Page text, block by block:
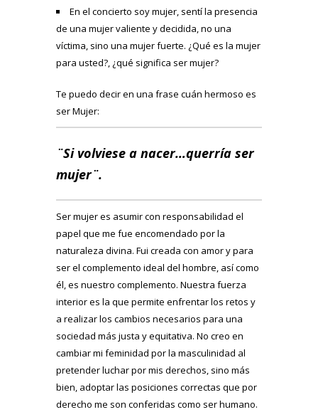
En el concierto soy mujer, sentí la presencia
de una mujer valiente y decidida, no una
víctima, sino una mujer fuerte. ¿Qué es la mujer
para usted?, ¿qué significa ser mujer?
Te puedo decir en una frase cuán hermoso es
ser Mujer:
¨Si volviese a nacer…querría ser
mujer¨.
Ser mujer es asumir con responsabilidad el
papel que me fue encomendado por la
naturaleza divina. Fui creada con amor y para
ser el complemento ideal del hombre, así como
él, es nuestro complemento. Nuestra fuerza
interior es la que permite enfrentar los retos y
a realizar los cambios necesarios para una
sociedad más justa y equitativa. No creo en
cambiar mi feminidad por la masculinidad al
pretender luchar por mis derechos, sino más
bien, adoptar las posiciones correctas que por
derecho me son conferidas como ser humano.